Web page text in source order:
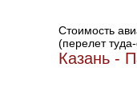
Стоимость
(перелет
Казань -